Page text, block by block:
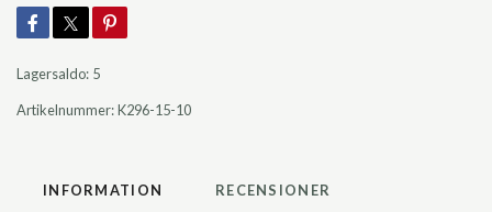
Lagersaldo: 5
Artikelnummer:K296-15-10
INFORMATION RECENSIONER